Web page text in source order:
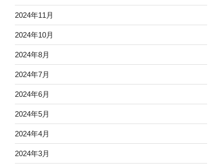
2024年11月
2024年10月
2024年8月
2024年7月
2024年6月
2024年5月
2024年4月
2024年3月